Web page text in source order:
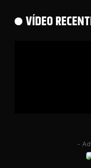
VÍDEO
-